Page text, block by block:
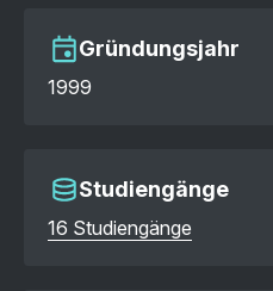
Gründungsjahr
1999
Studiengänge
16 Studiengänge